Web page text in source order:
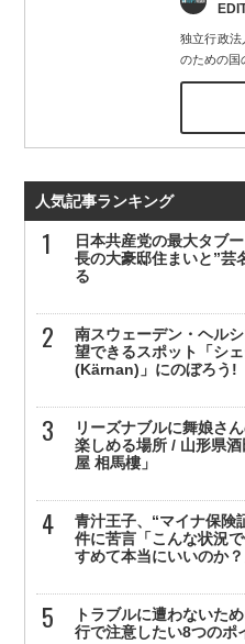
独立行政
のための国
人気記事ランキング
日本共産党の最大タブ
長の大豪邸住まいと”芸
る
南スウェーデン・ヘル
望できるスポット「シ
(Kärnan)」にのぼろう!
リーズナブルに舞娘さ
楽しめる場所 / 山形県
屋 相馬樓」
青汁王子、“マイナ保険
件に苦言「こんな状況
すめて本当にいいのか？
トラブルに遭わないた
行で注意したい8つのポ